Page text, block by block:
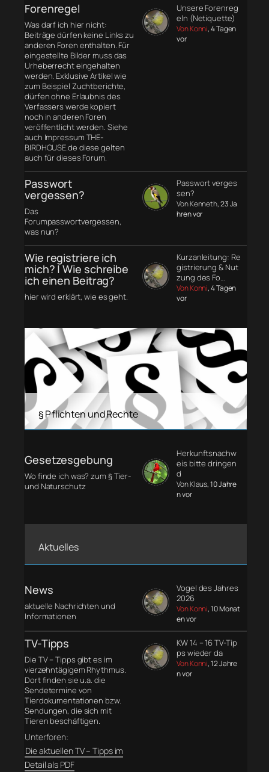
Forenregel
Was darf ich hier nicht:
Beiträge dürfen keine Links zu
anderen Foren enthalten. Für
eingestellte Bilder muss das
Urheberrecht eingehalten
werden. Exklusive Artikel wie
zum Beispiel Zuchtberichte,
dürfen ohne Erlaubnis des
Verfassers werde kopiert
noch in anderen Foren
veröffentlicht werden. Siehe
auch Impressum THE-
BIRDHOUSE.de diese gelten
auch für dieses Forum.
Unsere Forenreg
eln (Netiquette)
Von Konni, 4 Tagen
vor
Passwort
vergessen?
Das
Forumpasswortvergessen,
was nun?
Passwort verges
sen?
Von Kenneth, 23 Ja
hren vor
Wie registriere ich
mich? | Wie schreibe
ich einen Beitrag?
hier wird erklärt, wie es geht.
Kurzanleitung: Re
gistrierung & Nut
zung des Fo…
Von Konni, 4 Tagen
vor
§ Pflichten und Rechte
Gesetzesgebung
Wo finde ich was? zum § Tier-
und Naturschutz
Herkunftsnachw
eis bitte dringen
d
Von Klaus, 10 Jahre
n vor
Aktuelles
News
aktuelle Nachrichten und
Informationen
Vogel des Jahres
2026
Von Konni, 10 Monat
en vor
TV-Tipps
Die TV – Tipps gibt es im
vierzehntägigem Rhythmus.
Dort finden sie u.a. die
Sendetermine von
Tierdokumentationen bzw.
Sendungen, die sich mit
Tieren beschäftigen.
Unterforen:
Die aktuellen TV – Tipps im
Detail als PDF
KW 14 – 16 TV-Tip
ps wieder da
Von Konni, 12 Jahre
n vor